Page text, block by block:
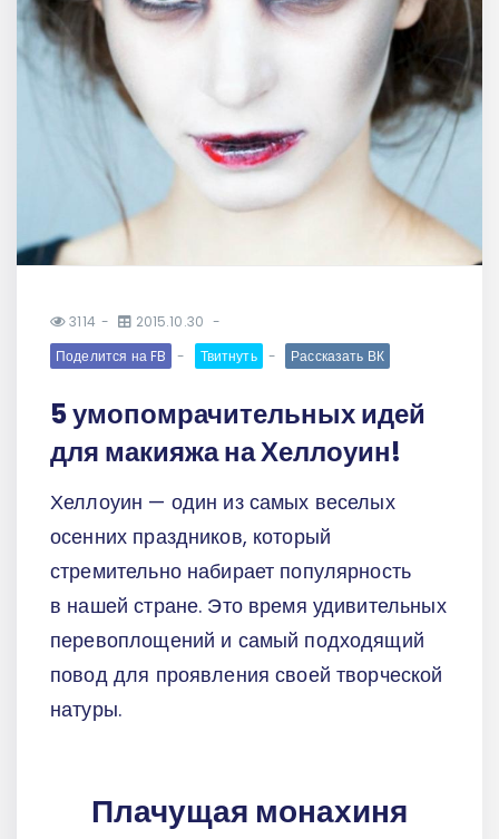
3114
2015.10.30
Поделится на FB
Твитнуть Рассказать ВК
5 умопомрачительных идей
для макияжа на Хеллоуин!
Хеллоуин — один из самых веселых
осенних праздников, который
стремительно набирает популярность
в нашей стране. Это время удивительных
перевоплощений и самый подходящий
повод для проявления своей творческой
натуры.
Плачущая монахиня